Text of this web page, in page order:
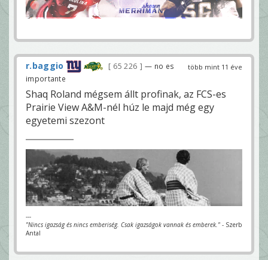
több mint 11 éve
r.baggio 65 226
— no es
importante
Shaq Roland mégsem állt profinak, az FCS-es
Prairie View A&M-nél húz le majd még egy
egyetemi szezont
---
"Nincs igazság és nincs emberiség. Csak igazságok vannak és emberek." - Szerb
Antal